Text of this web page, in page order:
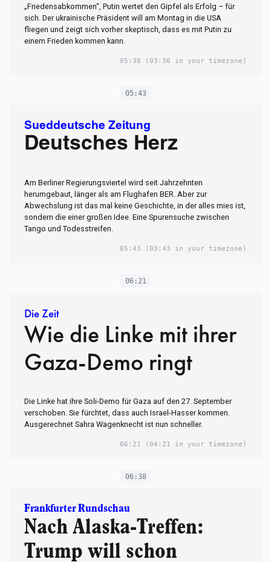
„Friedensabkommen“, Putin wertet den Gipfel als Erfolg – für
sich. Der ukrainische Präsident will am Montag in die USA
fliegen und zeigt sich vorher skeptisch, dass es mit Putin zu
einem Frieden kommen kann.
05:30 (03:30 in your timezone)
05:43
Sueddeutsche Zeitung
Deutsches Herz
Am Berliner Regierungsviertel wird seit Jahrzehnten
herumgebaut, länger als am Flughafen BER. Aber zur
Abwechslung ist das mal keine Geschichte, in der alles mies ist,
sondern die einer großen Idee. Eine Spurensuche zwischen
Tango und Todesstreifen.
05:43 (03:43 in your timezone)
06:21
Die Zeit
Wie die Linke mit ihrer
Gaza-Demo ringt
Die Linke hat ihre Soli-Demo für Gaza auf den 27. September
verschoben. Sie fürchtet, dass auch Israel-Hasser kommen.
Ausgerechnet Sahra Wagenknecht ist nun schneller.
06:21 (04:21 in your timezone)
06:38
Frankfurter Rundschau
Nach Alaska-Treffen:
Trump will schon